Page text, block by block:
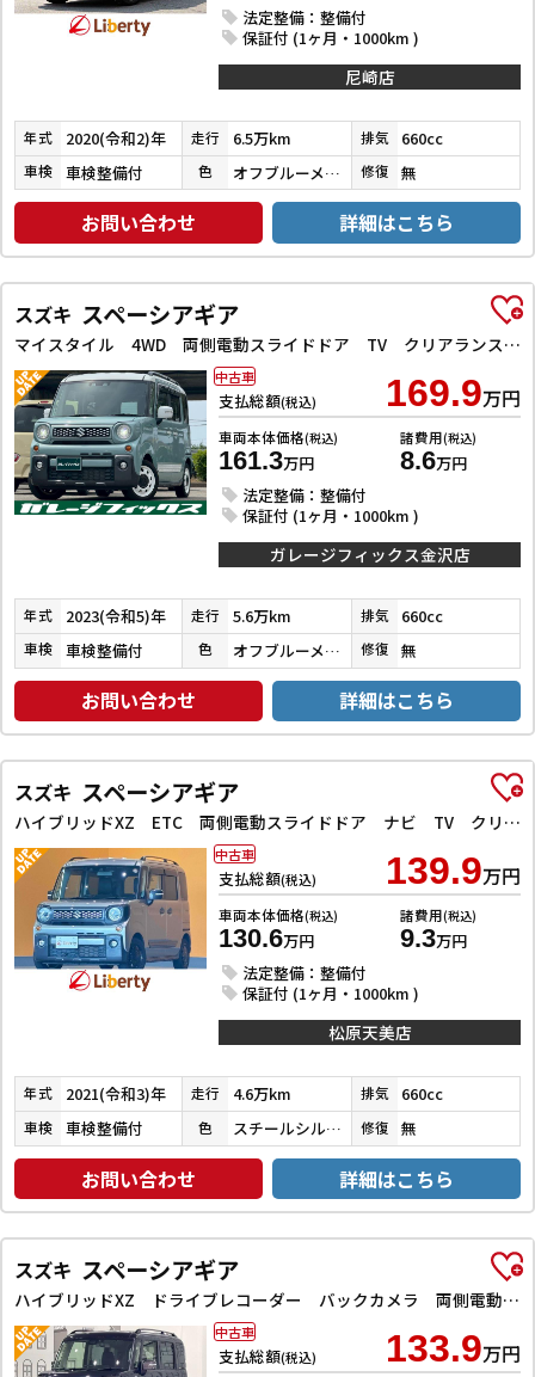
法定整備：整備付
保証付 (1ヶ月・1000km )
尼崎店
年式 2020(令和2)年 走行 6.5万km 排気 660cc
車検 車検整備付 色 オフブルーメタリック／ミネラルグレーメタリック 修復 無
お問い合わせ 詳細はこちら
スズキ スペーシアギア
マイスタイル 4WD 両側電動スライドドア TV クリアランスソナー オートクルーズコントロール レーンアシスト 衝突被害軽減システム オートライト スマートキー アイドリングストップ 電動格納ミラー
支払総額(税込) 169.9万円
車両本体価格(税込)
161.3万円
諸費用(税込)
8.6万円
法定整備：整備付
保証付 (1ヶ月・1000km )
中古車
ガレージフィックス金沢店
年式 2023(令和5)年 走行 5.6万km 排気 660cc
車検 車検整備付 色 オフブルーメタリック／ホワイト 修復 無
お問い合わせ 詳細はこちら
スズキ スペーシアギア
ハイブリッドXZ ETC 両側電動スライドドア ナビ TV クリアランスソナー オートクルーズコントロール レーンアシスト 衝突被害軽減システム オートライト スマートキー アイドリングストップ
支払総額(税込) 139.9万円
車両本体価格(税込)
130.6万円
諸費用(税込)
9.3万円
法定整備：整備付
保証付 (1ヶ月・1000km )
中古車
松原天美店
年式 2021(令和3)年 走行 4.6万km 排気 660cc
車検 車検整備付 色 スチールシルバーメタリック 修復 無
お問い合わせ 詳細はこちら
スズキ スペーシアギア
ハイブリッドXZ ドライブレコーダー バックカメラ 両側電動スライドドア ナビ TV クリアランスソナー レーンアシスト 衝突被害軽減システム オートライト LEDヘッドランプ スマートキー アイドリングストップ
支払総額(税込) 133.9万円
中古車